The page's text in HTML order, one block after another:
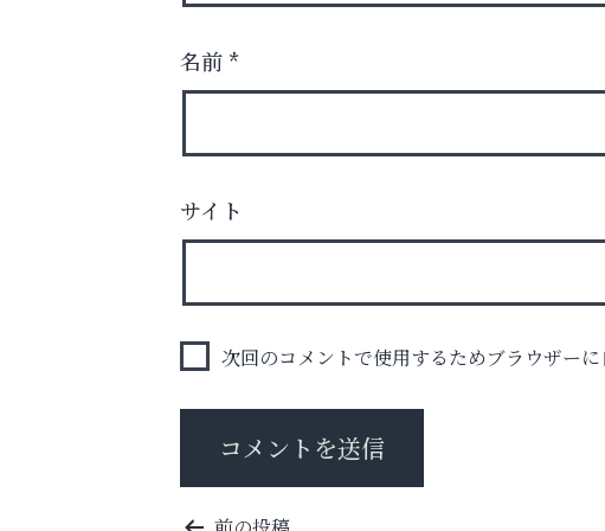
エアコン掃除は“今”が最適
阪神相続相談協会
名前 *
サイト
次回のコメントで使用するためブラウザー